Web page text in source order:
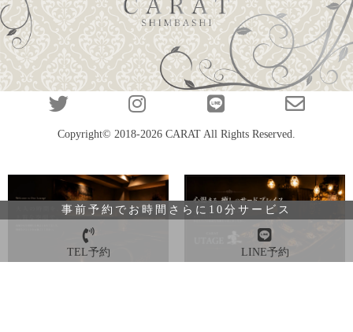
Copyright© 2018-2026 CARAT All Rights Reserved.
事前予約でお時間さらに10分サービス
TEL予約 LINE予約